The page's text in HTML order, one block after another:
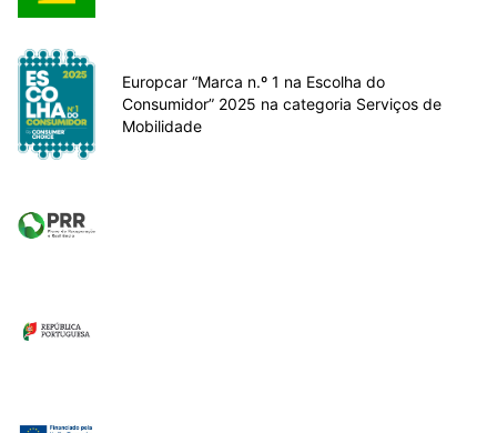
Europcar “Marca n.º 1 na Escolha do
Consumidor” 2025 na categoria Serviços de
Mobilidade